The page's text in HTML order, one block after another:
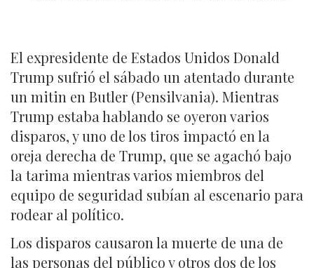
El expresidente de Estados Unidos Donald
Trump sufrió el sábado un atentado durante
un mitin en Butler (Pensilvania). Mientras
Trump estaba hablando se oyeron varios
disparos, y uno de los tiros impactó en la
oreja derecha de Trump, que se agachó bajo
la tarima mientras varios miembros del
equipo de seguridad subían al escenario para
rodear al político.
Los disparos causaron la muerte de una de
las personas del público y otros dos de los